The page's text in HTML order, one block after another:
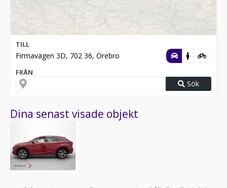
TILL
Firmavägen 3D, 702 36, Örebro
FRÅN
Sök
Dina senast visade objekt